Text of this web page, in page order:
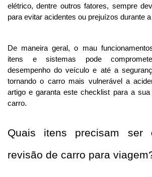
elétrico, dentre outros fatores, sempre
para evitar acidentes ou prejuízos durante
De maneira geral, o mau
itens e sistemas pode
desempenho do veículo e até a
tornando o carro mais vulnerável a
artigo e garanta este checklist para a
carro.
Quais itens precisam ser
revisão de carro para